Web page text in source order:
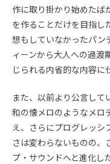
作に取り掛かり始めたば
を作ることだけを目指し
想もしていなかったパン
ィーンから大人への過渡
じられる内省的な内容に
また、以前より公言して
和の懐メロのようなメロ
え、さらにプログレッシ
さは変わらないものの、
プ・サウンドへと進化し